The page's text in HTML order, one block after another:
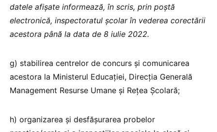
datele afișate informează, în scris, prin poștă
electronică, inspectoratul școlar în vederea corectării
acestora până la data de 8 iulie 2022.
g) stabilirea centrelor de concurs şi comunicarea
acestora la Ministerul Educaţiei, Direcţia Generală
Management Resurse Umane şi Reţea Şcolară;
h) organizarea și desfășurarea probelor